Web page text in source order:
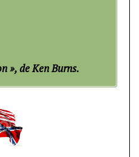
», de Ken Burns.